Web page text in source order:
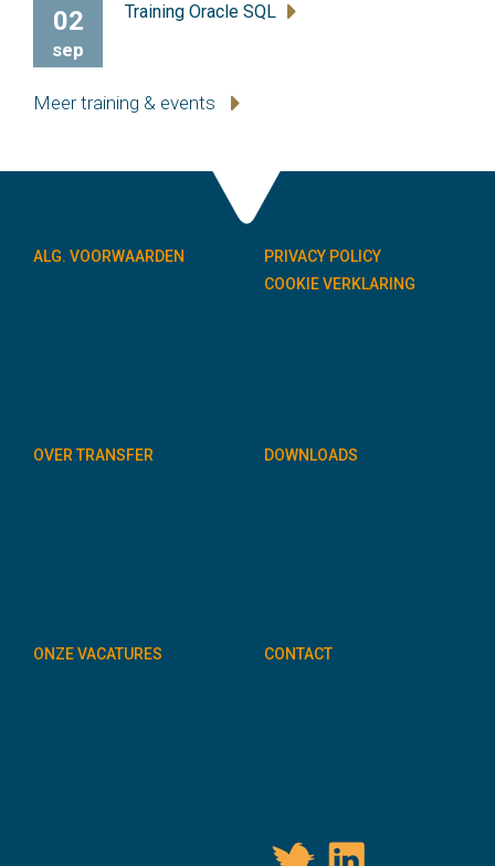
02
sep
Training Oracle SQL
Meer training & events
ALG. VOORWAARDEN
PRIVACY POLICY
COOKIE VERKLARING
OVER TRANSFER DOWNLOADS
ONZE VACATURES CONTACT